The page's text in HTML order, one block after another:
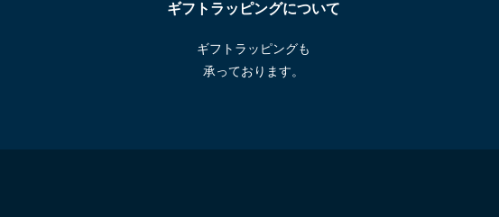
ギフトラッピングについて
ギフトラッピングも
承っております。